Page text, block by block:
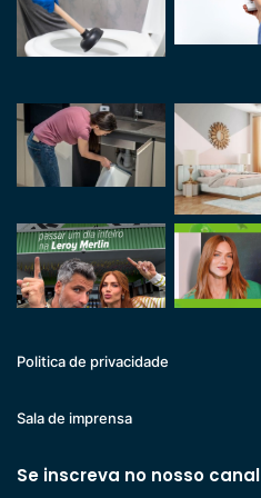
Politica de privacidade
Sala de imprensa
Se inscreva no nosso canal